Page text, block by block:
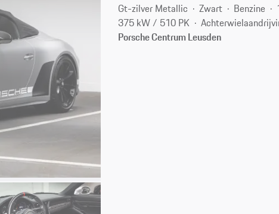
Gt-zilver Metallic Zwart Benzine
375 kW / 510 PK
Porsche Centrum Leusden